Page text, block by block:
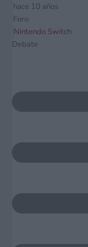
hace 10 años
Foro
Nintendo Switch
Debate